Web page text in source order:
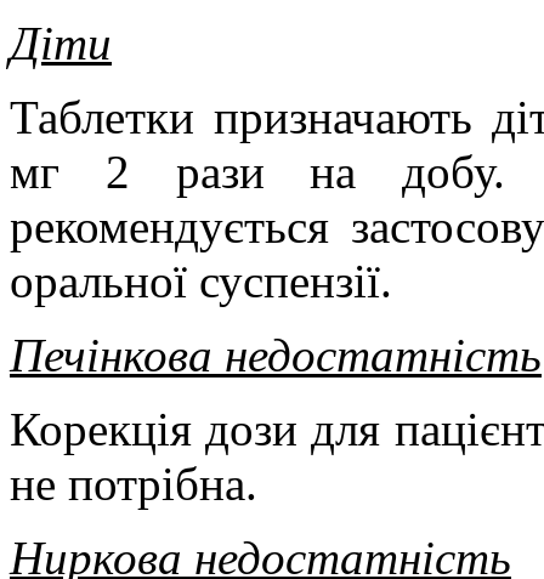
Діти
Таблетки призначають
мг 2 рази на добу.
рекомендується
оральної суспензії.
Печінкова недостатність
Корекція дози для
не потрібна.
Ниркова недостатність